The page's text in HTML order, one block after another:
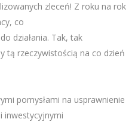
zleceń! Z roku na rok
co
działania. Tak, tak
tą rzeczywistością na co dzień
pomysłami na usprawnienie
inwestycyjnymi